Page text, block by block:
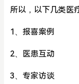
所以，以下几类医
1、报喜案例
2、医患互动
3、专家访谈